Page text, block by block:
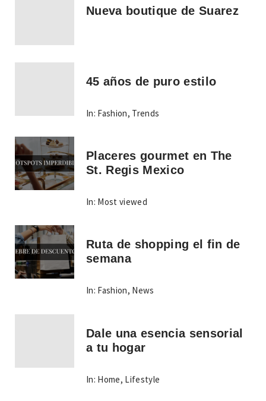
Nueva boutique de Suarez
45 años de puro estilo
In: Fashion, Trends
Placeres gourmet en The
St. Regis Mexico
In: Most viewed
Ruta de shopping el fin de
semana
In: Fashion, News
Dale una esencia sensorial
a tu hogar
In: Home, Lifestyle